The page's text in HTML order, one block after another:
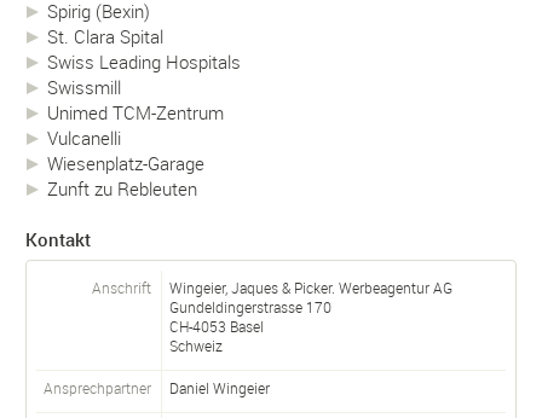
Spirig (Bexin)
St. Clara Spital
Swiss Leading Hospitals
Swissmill
Unimed TCM-Zentrum
Vulcanelli
Wiesenplatz-Garage
Zunft zu Rebleuten
Kontakt
Anschrift
Wingeier, Jaques & Picker. Werbeagentur AG
Gundeldingerstrasse 170
CH-4053 Basel
Schweiz
Ansprechpartner Daniel Wingeier